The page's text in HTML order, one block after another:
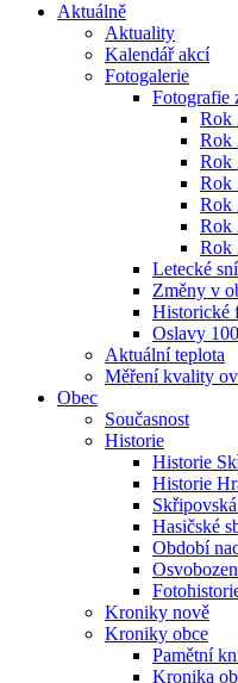
Aktuálně
Aktuality
Kalendář akcí
Fotogalerie
Fotografie
Rok
Rok
Rok
Rok
Rok
Rok
Rok
Letecké
Změny v
Historické
Oslavy
Aktuální teplota
Měření kvality
Obec
Současnost
Historie
Historie
Historie
Hasičské
Období
Kroniky nově
Kroniky obce
Pamětní
Kronika